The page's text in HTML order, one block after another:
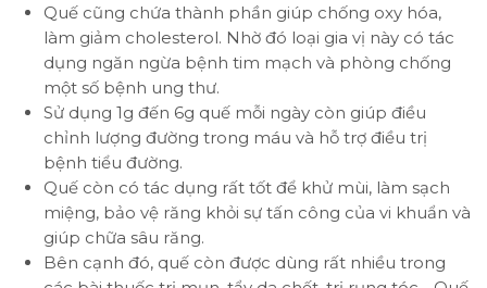
Quế cũng chứa thành phần giúp chống oxy hóa,
làm giảm cholesterol. Nhờ đó loại gia vị này có tác
dụng ngăn ngừa bệnh tim mạch và phòng chống
một số bệnh ung thư.
Sử dụng 1g đến 6g quế mỗi ngày còn giúp điều
chỉnh lượng đường trong máu và hỗ trợ điều trị
bệnh tiểu đường.
Quế còn có tác dụng rất tốt để khử mùi, làm sạch
miệng, bảo vệ răng khỏi sự tấn công của vi khuẩn và
giúp chữa sâu răng.
Bên cạnh đó, quế còn được dùng rất nhiều trong